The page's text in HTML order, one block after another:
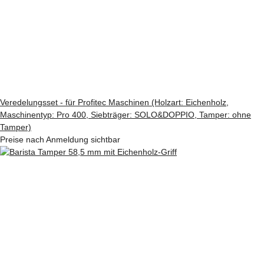
Veredelungsset - für Profitec Maschinen (Holzart: Eichenholz,
Maschinentyp: Pro 400, Siebträger: SOLO&DOPPIO, Tamper: ohne
Tamper)
Preise nach Anmeldung sichtbar